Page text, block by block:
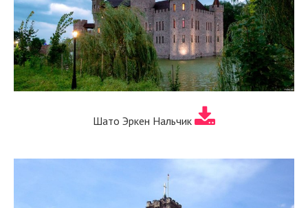
Шато Эркен Нальчик